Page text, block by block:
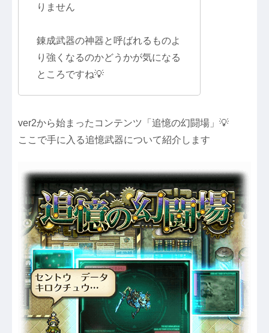
りません
錬成武器の神器と呼ばれるものよ
り強くなるのかどうかが気になる
ところですね💡
ver2から始まったコンテンツ「追憶の幻闘場」💡
ここで手に入る追憶武器について紹介します